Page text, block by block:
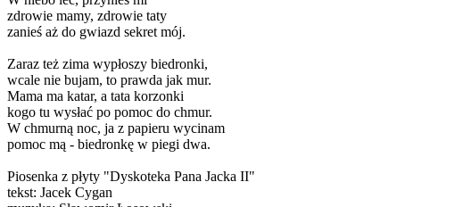
zdrowie mamy, zdrowie taty
zanieś aż do gwiazd sekret mój.
Zaraz też zima wypłoszy biedronki,
wcale nie bujam, to prawda jak mur.
Mama ma katar, a tata korzonki
kogo tu wysłać po pomoc do chmur.
W chmurną noc, ja z papieru wycinam
pomoc mą - biedronkę w piegi dwa.
Piosenka z płyty "Dyskoteka Pana Jacka II"
tekst: Jacek Cygan